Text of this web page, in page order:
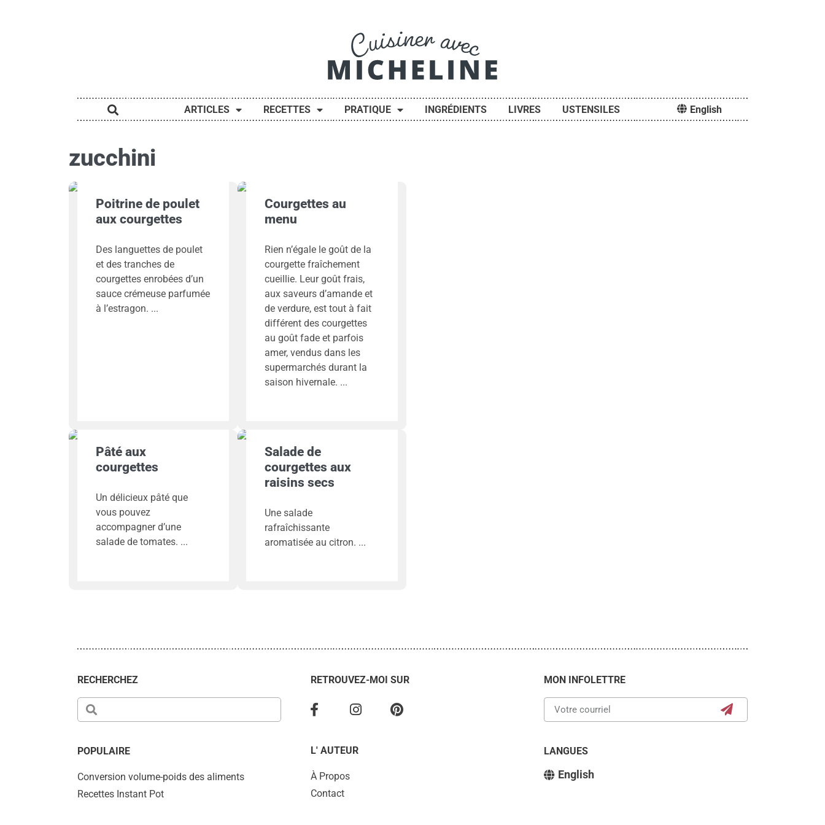
ARTICLES RECETTES PRATIQUE INGRÉDIENTS LIVRES USTENSILES English
zucchini
Poitrine de poulet
aux courgettes
Des languettes de poulet
et des tranches de
courgettes enrobées d’un
sauce crémeuse parfumée
à l’estragon.
Courgettes au
menu
Rien n’égale le goût de la
courgette fraîchement
cueillie. Leur goût frais,
aux saveurs d’amande et
de verdure, est tout à fait
différent des courgettes
au goût fade et parfois
amer, vendus dans les
supermarchés durant la
saison hivernale.
Pâté aux
courgettes
Un délicieux pâté que
vous pouvez
accompagner d’une
salade de tomates.
Salade de
courgettes aux
raisins secs
Une salade
rafraîchissante
aromatisée au citron.
RECHERCHEZ
POPULAIRE
Conversion volume-poids des aliments
Recettes Instant Pot
RETROUVEZ-MOI SUR
L' AUTEUR
À Propos
Contact
MON INFOLETTRE
LANGUES
English